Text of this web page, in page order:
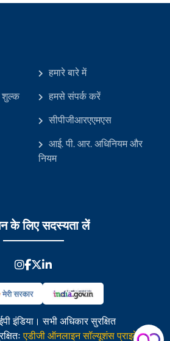
हमारे बारे में
शुल्क
हमसे संपर्क करें
सीपीजीआरएएमएस
आई. पी. आर. अधिनियम और
नियम
के लिए सदस्यता लें
इंडिया। सभी अधिकार सुरक्षित
एडीजी ऑनलाइन सॉल्यूशंस प्राइवेट